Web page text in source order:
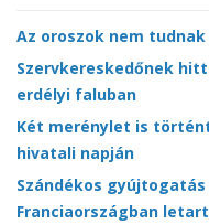
Az oroszok nem
Szervkereskedőnek
erdélyi faluban
Két merénylet is
hivatali napján
Szándékos
Franciaországban